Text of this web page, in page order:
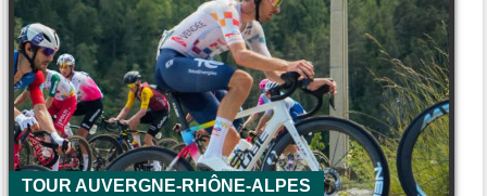
TOUR AUVERGNE-RHÔNE-ALPES